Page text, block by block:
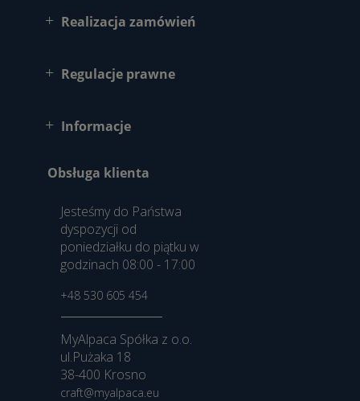
Realizacja zamówień
Regulacje prawne
Informacje
Obsługa klienta
Jesteśmy do Państwa
dyspozycji od
poniedziałku do piątku w
godzinach 08:00 - 17:00
+48 530 605 454
MyAlpaca Spółka z o.o.
ul.Pużaka 18
38-400 Krosno
craft@myalpaca.eu